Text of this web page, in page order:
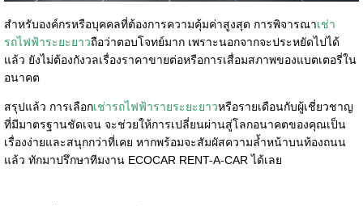
สำหรับองค์กรหรือบุคคลที่ต้องการความคุ้มค่าสูงสุด การพิจารณาเช่า
รถไฟฟ้าระยะยาวถือว่าตอบโจทย์มาก เพราะนอกจากจะประหยัดไปได้
แล้ว ยังไม่ต้องกังวลเรื่องราคาขายต่อหรือการเสื่อมสภาพของแบตเตอรี่ใน
อนาคต
สรุปแล้ว การเลือกเช่ารถไฟฟ้ารายระยะยาวหรือรายเดือนกับผู้เชี่ยวชาญ
ที่มีมาตรฐานชัดเจน จะช่วยให้การเปลี่ยนผ่านสู่โลกอนาคตของคุณเป็น
เรื่องง่ายและสนุกกว่าที่เคย หากพร้อมจะสัมผัสความล้ำหน้าบนท้องถนน
แล้ว ทักมาปรึกษาทีมงาน ECOCAR RENT-A-CAR ได้เลย